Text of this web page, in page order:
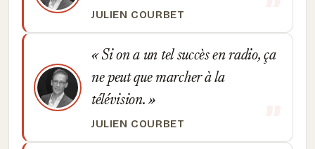
JULIEN COURBET
Si on a un tel succès en radio, ça
ne peut que marcher à la
télévision.
JULIEN COURBET